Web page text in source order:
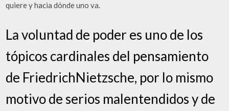
quiere y hacia dónde uno va.
La voluntad de poder es uno de los
tópicos cardinales del pensamiento
de FriedrichNietzsche, por lo mismo
motivo de serios malentendidos y de